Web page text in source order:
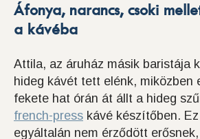
Áfonya, narancs, csoki
a kávéba
Attila, az áruház másik baristája
hideg kávét tett elénk, miközben
fekete hat órán át állt a hideg
french-press kávé készítőben.
egyáltalán nem érződött